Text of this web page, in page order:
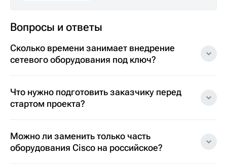
Вопросы и ответы
Сколько времени занимает внедрение
сетевого оборудования под ключ?
Что нужно подготовить заказчику перед
стартом проекта?
Можно ли заменить только часть
оборудования Cisco на российское?